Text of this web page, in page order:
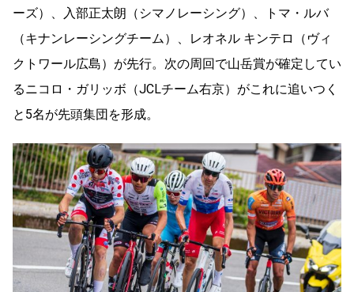
ーズ）、入部正太朗（シマノレーシング）、トマ・ルバ
（キナンレーシングチーム）、レオネル キンテロ（ヴィ
クトワール広島）が先行。次の周回で山岳賞が確定してい
るニコロ・ガリッボ（JCLチーム右京）がこれに追いつく
と5名が先頭集団を形成。